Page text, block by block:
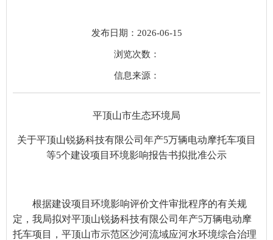
发布日期：2026-06-15
浏览次数：
信息来源：
平顶山市生态环境局
关于平顶山锐扬科技有限公司年产5万辆电动摩托车项目
等5个建设项目 环境影响报告书拟批准公示
根据建设项目环境影响评价文件审批程序的有关规
定，我局拟对平顶山锐扬科技有限公司年产5万辆电动摩
托车项目，平顶山市示范区沙河流域应河水环境综合治理